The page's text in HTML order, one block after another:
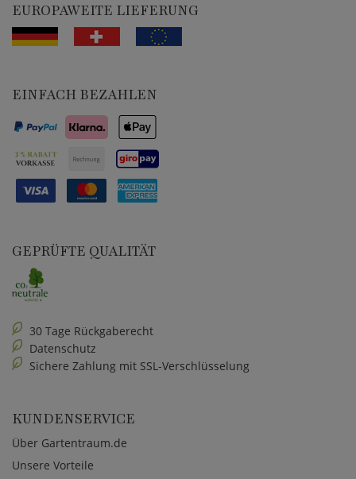
EUROPAWEITE LIEFERUNG
EINFACH BEZAHLEN
GEPRÜFTE QUALITÄT
30 Tage Rückgaberecht
Datenschutz
Sichere Zahlung mit SSL-Verschlüsselung
KUNDENSERVICE
Über Gartentraum.de
Unsere Vorteile